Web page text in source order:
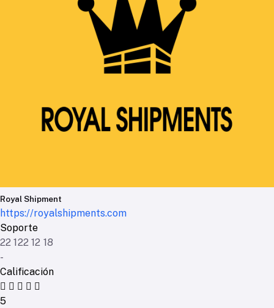
Royal Shipment
https://royalshipments.com
Soporte
22 122 12 18
-
Calificación
5